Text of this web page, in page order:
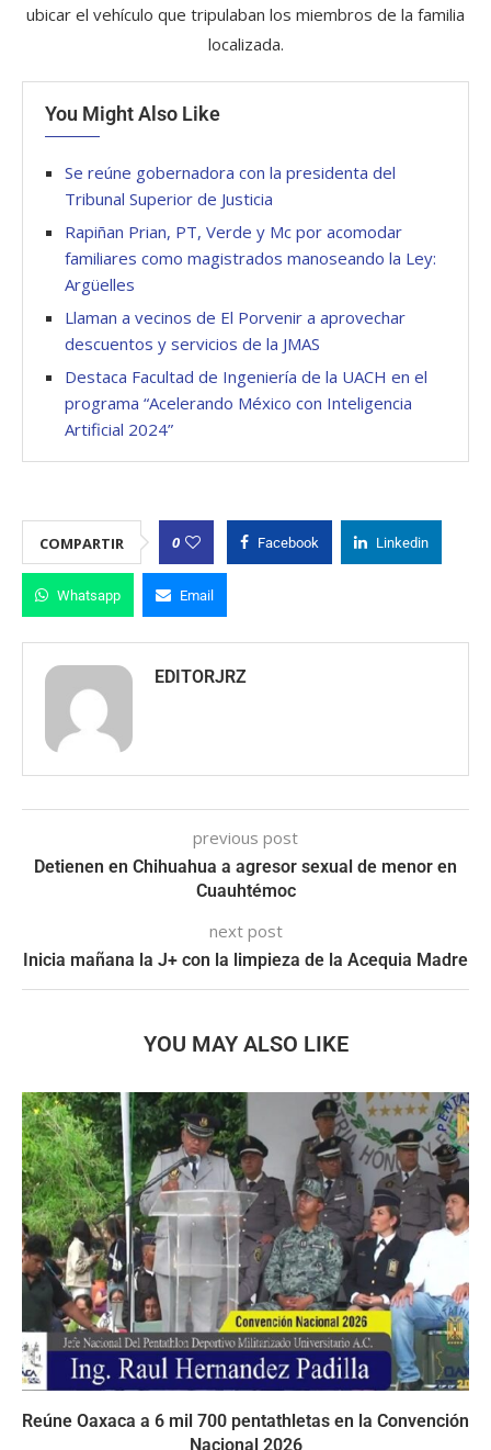
ubicar el vehículo que tripulaban los miembros de la familia
localizada.
You Might Also Like
Se reúne gobernadora con la presidenta del
Tribunal Superior de Justicia
Rapiñan Prian, PT, Verde y Mc por acomodar
familiares como magistrados manoseando la Ley:
Argüelles
Llaman a vecinos de El Porvenir a aprovechar
descuentos y servicios de la JMAS
Destaca Facultad de Ingeniería de la UACH en el
programa “Acelerando México con Inteligencia
Artificial 2024”
COMPARTIR 0 Facebook Linkedin
Whatsapp Email
EDITORJRZ
previous post
Detienen en Chihuahua a agresor sexual de menor en
Cuauhtémoc
next post
Inicia mañana la J+ con la limpieza de la Acequia Madre
YOU MAY ALSO LIKE
Reúne Oaxaca a 6 mil 700 pentathletas en la Convención
Nacional 2026